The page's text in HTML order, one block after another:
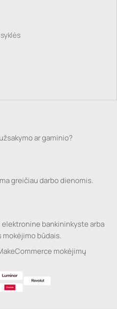
ar gaminio?
greičiau darbo dienomis.
bankininkyste arba
būdais.
mokėjimų